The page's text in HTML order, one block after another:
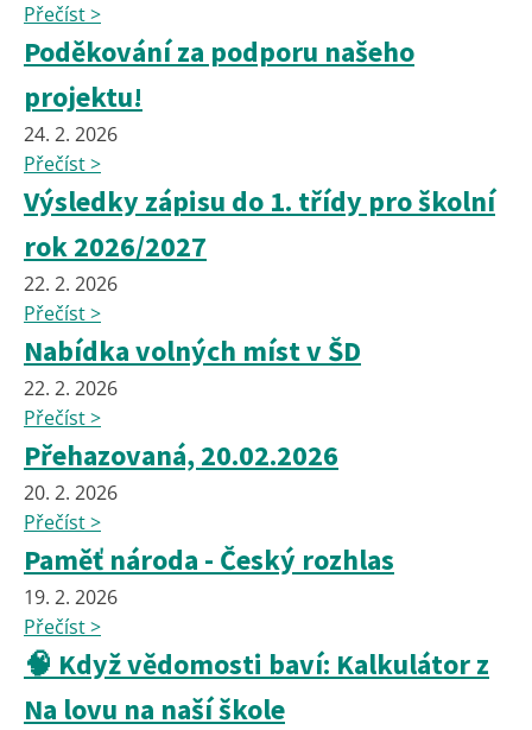
Přečíst >
Poděkování za podporu našeho
projektu!
24. 2. 2026
Přečíst >
Výsledky zápisu do 1. třídy pro školní
rok 2026/2027
22. 2. 2026
Přečíst >
Nabídka volných míst v ŠD
22. 2. 2026
Přečíst >
Přehazovaná, 20.02.2026
20. 2. 2026
Přečíst >
Paměť národa - Český rozhlas
19. 2. 2026
Přečíst >
🧠 Když vědomosti baví: Kalkulátor z
Na lovu na naší škole